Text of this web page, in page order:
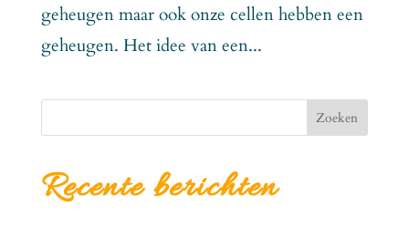
geheugen maar ook onze cellen hebben een
geheugen. Het idee van een...
Zoeken
Recente berichten